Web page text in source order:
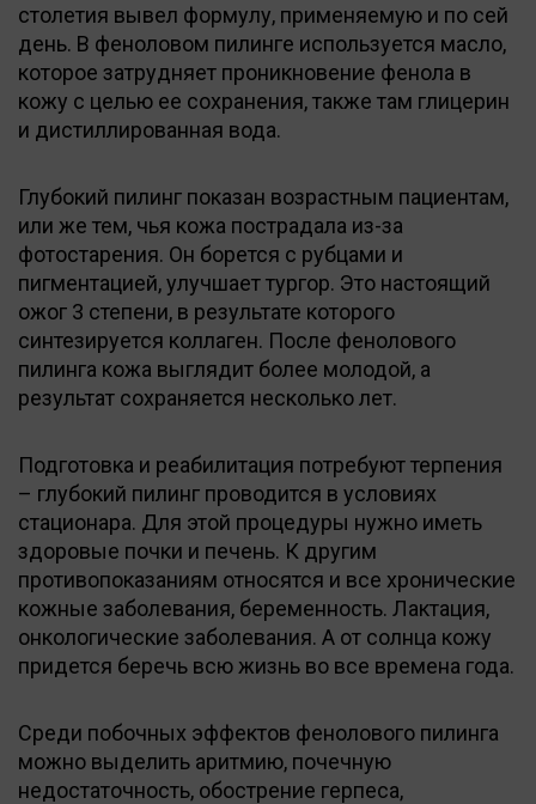
столетия вывел формулу, применяемую и по сей
день. В феноловом пилинге используется масло,
которое затрудняет проникновение фенола в
кожу с целью ее сохранения, также там глицерин
и дистиллированная вода.
Глубокий пилинг показан возрастным пациентам,
или же тем, чья кожа пострадала из-за
фотостарения. Он борется с рубцами и
пигментацией, улучшает тургор. Это настоящий
ожог 3 степени, в результате которого
синтезируется коллаген. После фенолового
пилинга кожа выглядит более молодой, а
результат сохраняется несколько лет.
Подготовка и реабилитация потребуют терпения
– глубокий пилинг проводится в условиях
стационара. Для этой процедуры нужно иметь
здоровые почки и печень. К другим
противопоказаниям относятся и все хронические
кожные заболевания, беременность. Лактация,
онкологические заболевания. А от солнца кожу
придется беречь всю жизнь во все времена года.
Среди побочных эффектов фенолового пилинга
можно выделить аритмию, почечную
недостаточность, обострение герпеса,